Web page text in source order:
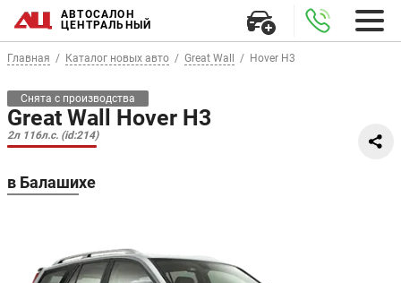
АВТОСАЛОН
ЦЕНТРАЛЬНЫЙ
Главная Каталог новых авто Great Wall Hover H3
Снята с производства
Great Wall Hover H3
2л 116л.с. (id:214)
в Балашихе